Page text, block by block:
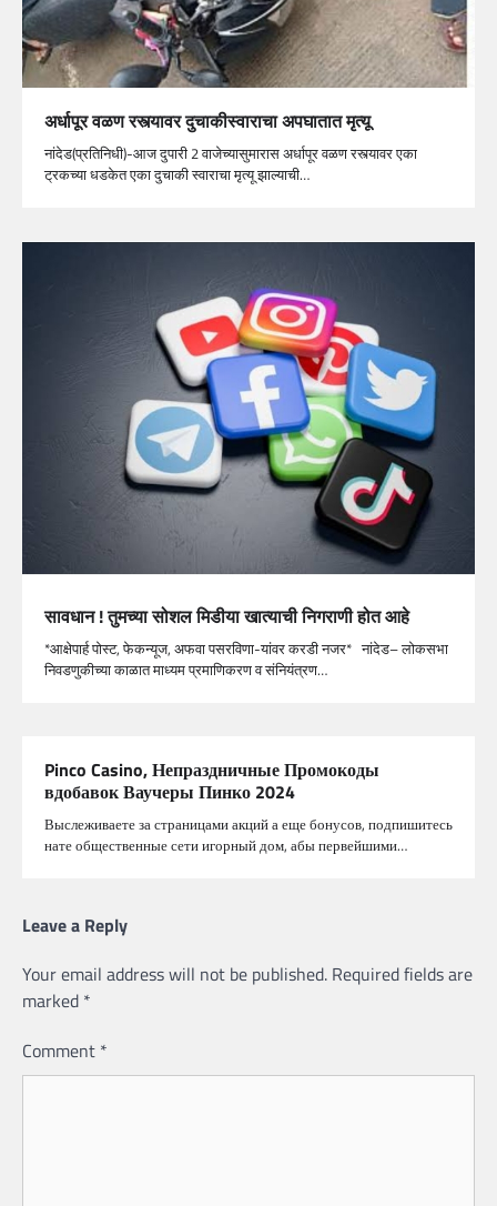
अर्धापूर वळण रस्त्यावर दुचाकीस्वाराचा अपघातात मृत्यू
नांदेड(प्रतिनिधी)-आज दुपारी 2 वाजेच्यासुमारास अर्धापूर वळण रस्त्यावर एका
ट्रकच्या धडकेत एका दुचाकी स्वाराचा मृत्यू झाल्याची…
सावधान ! तुमच्‍या सोशल मिडीया खात्‍याची निगराणी होत आहे
*आक्षेपार्ह पोस्‍ट, फेकन्‍यूज, अफवा पसरविणा-यांवर करडी नजर* नांदेड– लोकसभा
निवडणुकीच्‍या काळात माध्‍यम प्रमाणिकरण व संनियंत्रण…
Pinco Casino, Непраздничные Промокоды
вдобавок Ваучеры Пинко 2024
Выслеживаете за страницами акций а еще бонусов, подпишитесь
нате общественные сети игорный дом, абы первейшими…
Leave a Reply
Your email address will not be published. Required fields are
marked *
Comment *